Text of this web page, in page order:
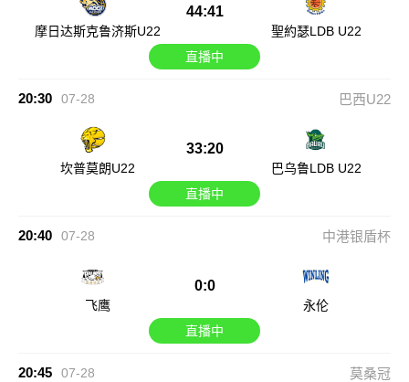
摩日达斯克鲁济斯U22
44:41
聖約瑟LDB U22
直播中
20:30 07-28 巴西U22
坎普莫朗U22
33:20
巴乌鲁LDB U22
直播中
20:40 07-28 中港银盾杯
飞鹰
0:0
永伦
直播中
20:45 07-28 莫桑冠